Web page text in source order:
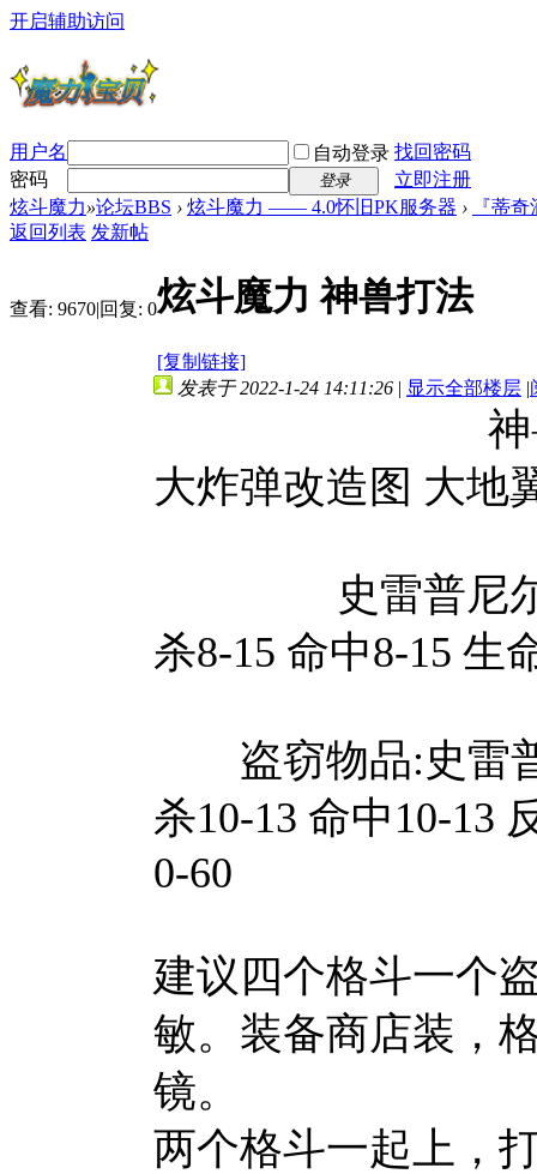
开启辅助访问
用户名 自动登录 找回密码
密码
登录
立即注册
炫斗魔力»论坛BBS › 炫斗魔力 —— 4.0怀旧PK服务器 ›
『蒂
返回列表 发新帖
查看: 9670|回复: 0炫斗魔力 神兽打法
[复制链接]
发表于 2022-1-24 14:11:26 | 显示全部楼层 |
神兽任务掉
大炸弹改造图 大地
史雷普尼尔之
杀8-15 命中8-15 生
盗窃物品:史雷普
杀10-13 命中10-13
0-60
建议四个格斗一个
敏。装备商店装，
镜。
两个格斗一起上，